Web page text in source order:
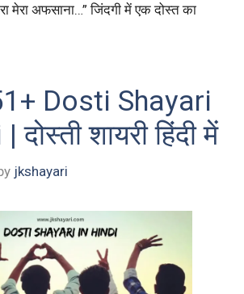
मेरा अफसाना…” जिंदगी में एक दोस्त का
Dosti Shayari
शायरी हिंदी में
jkshayari